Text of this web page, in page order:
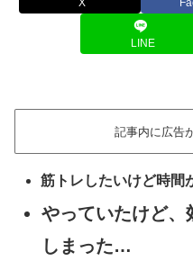
X
LINE
記事内に広告
筋トレしたいけど時間
やっていたけど、
しまった…